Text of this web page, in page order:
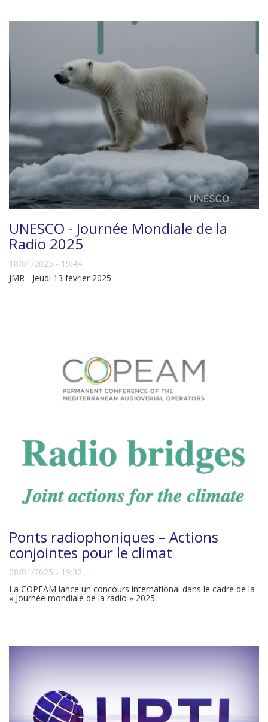
UNESCO - Journée Mondiale de la
Radio 2025
18/01/2025 - 19:44
JMR - Jeudi 13 février 2025
Ponts radiophoniques – Actions
conjointes pour le climat
08/01/2025 - 19:32
La COPEAM lance un concours international dans le cadre de la
« Journée mondiale de la radio » 2025